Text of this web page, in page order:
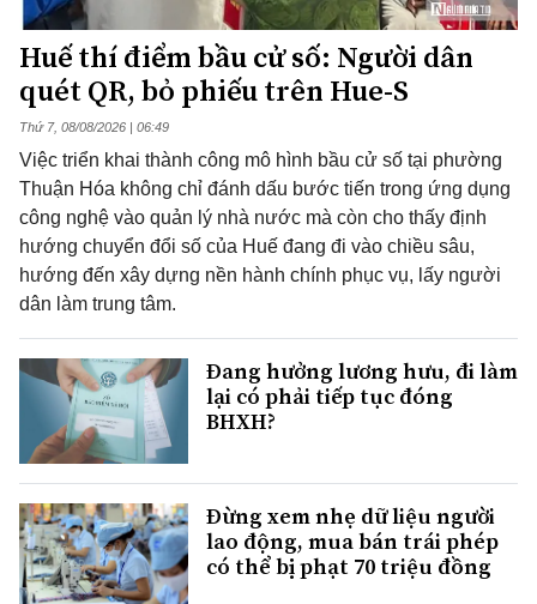
Huế thí điểm bầu cử số: Người dân
quét QR, bỏ phiếu trên Hue-S
Thứ 7, 08/08/2026 | 06:49
Việc triển khai thành công mô hình bầu cử số tại phường
Thuận Hóa không chỉ đánh dấu bước tiến trong ứng dụng
công nghệ vào quản lý nhà nước mà còn cho thấy định
hướng chuyển đổi số của Huế đang đi vào chiều sâu,
hướng đến xây dựng nền hành chính phục vụ, lấy người
dân làm trung tâm.
Đang hưởng lương hưu, đi làm
lại có phải tiếp tục đóng
BHXH?
Đừng xem nhẹ dữ liệu người
lao động, mua bán trái phép
có thể bị phạt 70 triệu đồng